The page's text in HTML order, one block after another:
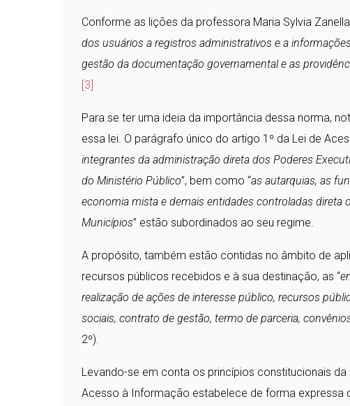
Conforme as lições da professora Maria Sylvia
dos usuários a registros administrativos e a
gestão da documentação governamental e as
[3]
Para se ter uma ideia da importância dessa norma,
essa lei. O parágrafo único do artigo 1º da Lei de
integrantes da administração direta dos Poderes
do Ministério Público”, bem como “as autarquias, as
economia mista e demais entidades controladas direta
Municípios” estão subordinados ao seu regime.
A propósito, também estão contidas no âmbito de
recursos públicos recebidos e à sua destinação, as “
realização de ações de interesse público, recursos
sociais, contrato de gestão, termo de parceria,
2º).
Levando-se em conta os princípios constitucionais
Acesso à Informação estabelece de forma expressa